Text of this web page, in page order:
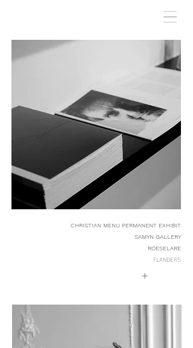
CHRISTIAN MENU PERMANENT EXHIBIT
SAMYN GALLERY
ROESELARE
FLANDERS
+